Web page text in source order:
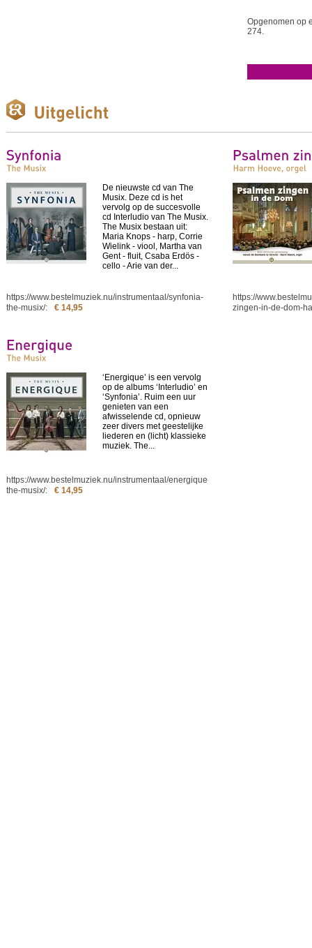
Opgenomen op
274.
De nieuwste cd van The
Musix. Deze cd is het
vervolg op de succesvolle
cd Interludio van The Musix.
The Musix bestaan uit:
Maria Knops - harp, Corrie
Wielink - viool, Martha van
Gent - fluit, Csaba Erdös -
cello - Arie van der...
https://www.bestelmuziek.nu/instrumentaal/synfonia-
the-musix/: € 14,95
https://
zingen-in-de-dom-
‘Energique’ is een vervolg
op de albums ‘Interludio’ en
‘Synfonia’. Ruim een uur
genieten van een
afwisselende cd, opnieuw
zeer divers met geestelijke
liederen en (licht) klassieke
muziek. The...
https://www.bestelmuziek.nu/instrumentaal/energique-
the-musix/: € 14,95